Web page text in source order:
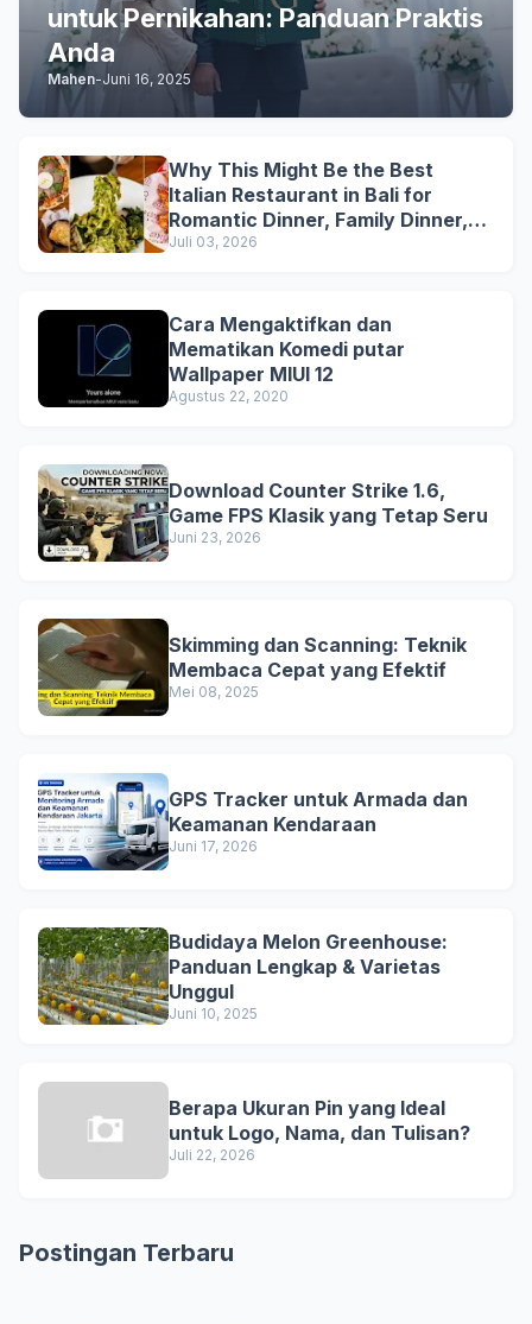
untuk Pernikahan: Panduan Praktis
Anda
Mahen-Juni 16, 2025
Why This Might Be the Best
Italian Restaurant in Bali for
Romantic Dinner, Family Dinner,
and Business Lunch
Juli 03, 2026
Cara Mengaktifkan dan
Mematikan Komedi putar
Wallpaper MIUI 12
Agustus 22, 2020
Download Counter Strike 1.6,
Game FPS Klasik yang Tetap Seru
Juni 23, 2026
Skimming dan Scanning: Teknik
Membaca Cepat yang Efektif
Mei 08, 2025
GPS Tracker untuk Armada dan
Keamanan Kendaraan
Juni 17, 2026
Budidaya Melon Greenhouse:
Panduan Lengkap & Varietas
Unggul
Juni 10, 2025
Berapa Ukuran Pin yang Ideal
untuk Logo, Nama, dan Tulisan?
Juli 22, 2026
Postingan Terbaru